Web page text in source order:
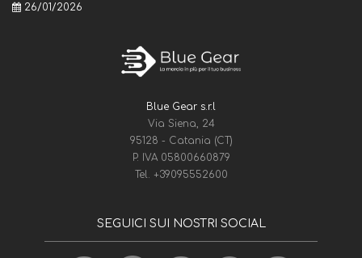
26/01/2026
Blue Gear s.r.l
Via Siena, 24
95128 - Catania (CT)
P. IVA 05800660879
Tel. +39095552600
SEGUICI SUI NOSTRI SOCIAL